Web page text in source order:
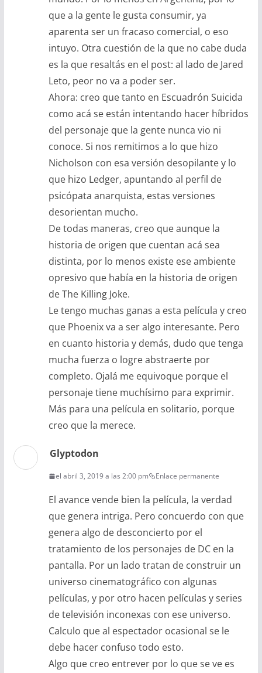
que a la gente le gusta consumir, ya
aparenta ser un fracaso comercial, o eso
intuyo. Otra cuestión de la que no cabe duda
es la que resaltás en el post: al lado de Jared
Leto, peor no va a poder ser.
Ahora: creo que tanto en Escuadrón Suicida
como acá se están intentando hacer híbridos
del personaje que la gente nunca vio ni
conoce. Si nos remitimos a lo que hizo
Nicholson con esa versión desopilante y lo
que hizo Ledger, apuntando al perfil de
psicópata anarquista, estas versiones
desorientan mucho.
De todas maneras, creo que aunque la
historia de origen que cuentan acá sea
distinta, por lo menos existe ese ambiente
opresivo que había en la historia de origen
de The Killing Joke.
Le tengo muchas ganas a esta película y creo
que Phoenix va a ser algo interesante. Pero
en cuanto historia y demás, dudo que tenga
mucha fuerza o logre abstraerte por
completo. Ojalá me equivoque porque el
personaje tiene muchísimo para exprimir.
Más para una película en solitario, porque
creo que la merece.
Glyptodon
el abril 3, 2019 a las 2:00 pm Enlace permanente
El avance vende bien la película, la verdad
que genera intriga. Pero concuerdo con que
genera algo de desconcierto por el
tratamiento de los personajes de DC en la
pantalla. Por un lado tratan de construir un
universo cinematográfico con algunas
películas, y por otro hacen películas y series
de televisión inconexas con ese universo.
Calculo que al espectador ocasional se le
debe hacer confuso todo esto.
Algo que creo entrever por lo que se ve es